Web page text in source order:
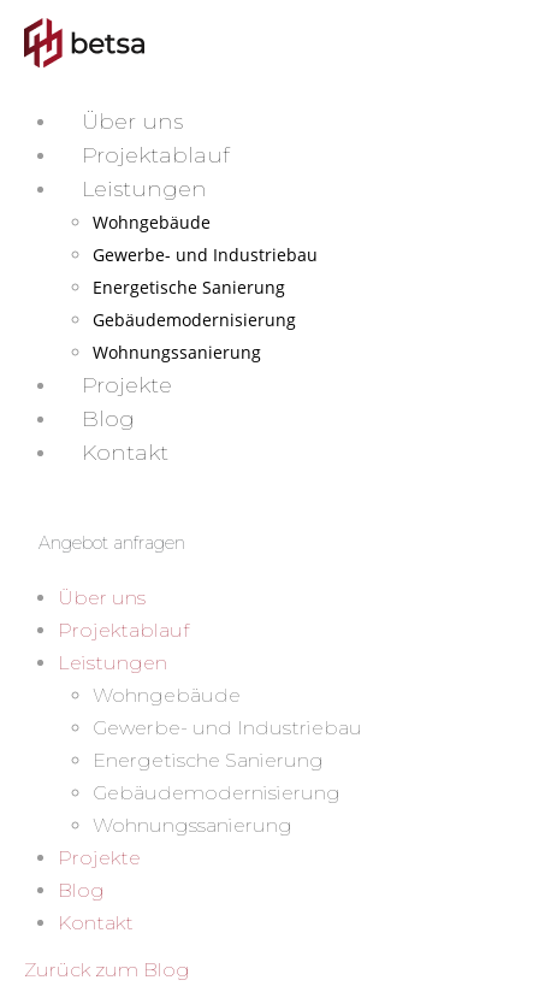
Über uns
Projektablauf
Leistungen
Wohngebäude
Gewerbe- und Industriebau
Energetische Sanierung
Gebäudemodernisierung
Wohnungssanierung
Projekte
Blog
Kontakt
Angebot anfragen
Über uns
Projektablauf
Leistungen
Wohngebäude
Gewerbe- und Industriebau
Energetische Sanierung
Gebäudemodernisierung
Wohnungssanierung
Projekte
Blog
Kontakt
Zurück zum Blog